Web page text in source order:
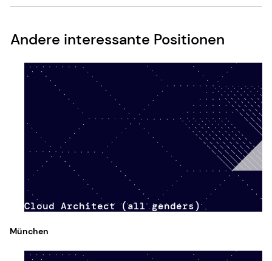
Andere interessante Positionen
Cloud Architect (all genders)
München